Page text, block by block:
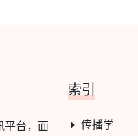
平台，面
索引
传播学